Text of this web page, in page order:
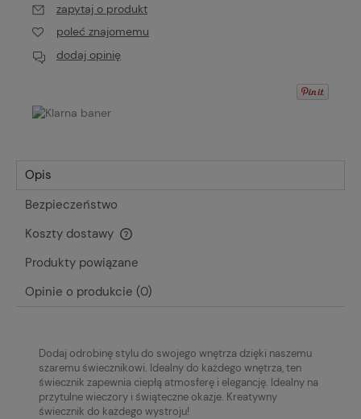
zapytaj o produkt
poleć znajomemu
dodaj opinię
Opis
Bezpieczeństwo
Koszty dostawy
Cena nie zawiera ewentualnych kosztów płatności
Produkty powiązane
Opinie o produkcie (0)
Dodaj odrobinę stylu do swojego wnętrza dzięki naszemu
szaremu świecznikowi. Idealny do każdego wnętrza, ten
świecznik zapewnia ciepłą atmosferę i elegancję. Idealny na
przytulne wieczory i świąteczne okazje. Kreatywny
świecznik do każdego wystroju!